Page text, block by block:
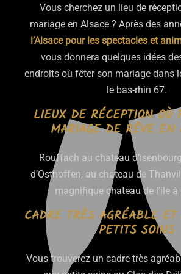
Vous cherchez un lieu de
mariage en Alsace ? Après des
l’Alsace pour les spectacles et
vous donnera quelques idées
endroits où fêter son mariage dans
le bas-rhin 67.
LIEUX DE RÉCEPTION OÙ
MARIAGE DE RÊVE EN
Rouffach au chateau
d’Osthoffen, au chateau de
magnifique chateau de l’ile à
CADRE TRÈS AGRÉABLE
PETITS SOINS
Vous trouverez un cadre très